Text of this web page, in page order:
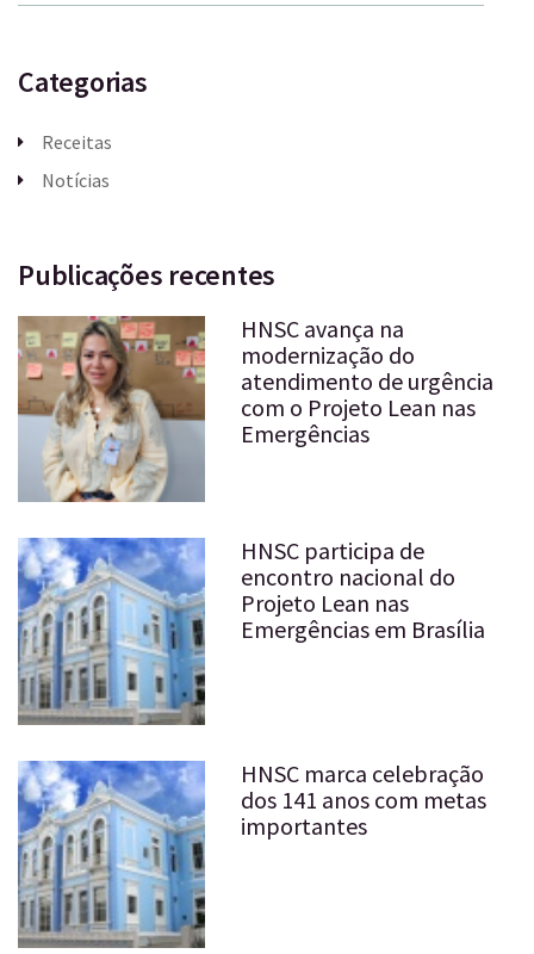
Categorias
Receitas
Notícias
Publicações recentes
HNSC avança na
modernização do
atendimento de urgência
com o Projeto Lean nas
Emergências
HNSC participa de
encontro nacional do
Projeto Lean nas
Emergências em Brasília
HNSC marca celebração
dos 141 anos com metas
importantes